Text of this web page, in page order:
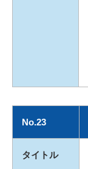
No.23
タイトル